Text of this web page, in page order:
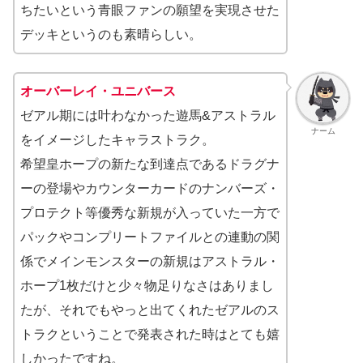
ちたいという青眼ファンの願望を実現させた
デッキというのも素晴らしい。
ナーム
オーバーレイ・ユニバース
ゼアル期には叶わなかった遊馬&アストラル
をイメージしたキャラストラク。
希望皇ホープの新たな到達点であるドラグナ
ーの登場やカウンターカードのナンバーズ・
プロテクト等優秀な新規が入っていた一方で
パックやコンプリートファイルとの連動の関
係でメインモンスターの新規はアストラル・
ホープ1枚だけと少々物足りなさはありまし
たが、それでもやっと出てくれたゼアルのス
トラクということで発表された時はとても嬉
しかったですね。